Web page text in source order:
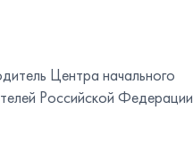
Центра начального
Российской Федерации